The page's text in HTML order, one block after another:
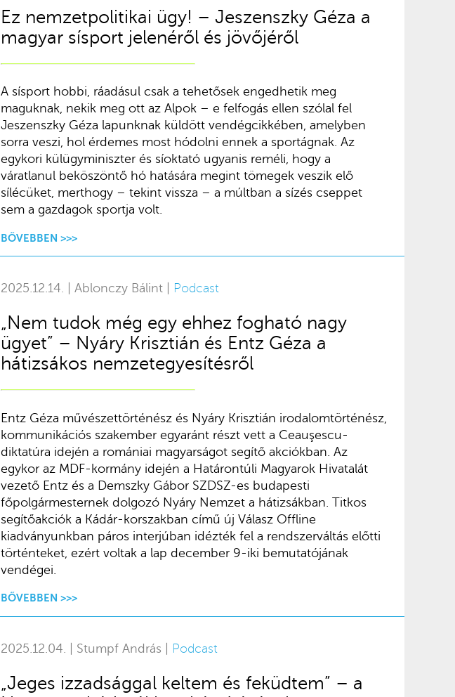
Ez nemzetpolitikai ügy! – Jeszenszky Géza a
magyar sísport jelenéről és jövőjéről
A sísport hobbi, ráadásul csak a tehetősek engedhetik meg
maguknak, nekik meg ott az Alpok – e felfogás ellen szólal fel
Jeszenszky Géza lapunknak küldött vendégcikkében, amelyben
sorra veszi, hol érdemes most hódolni ennek a sportágnak. Az
egykori külügyminiszter és síoktató ugyanis reméli, hogy a
váratlanul beköszöntő hó hatására megint tömegek veszik elő
sílécüket, merthogy – tekint vissza – a múltban a sízés cseppet
sem a gazdagok sportja volt.
BŐVEBBEN >>>
2025.12.14. | Ablonczy Bálint | Podcast
„Nem tudok még egy ehhez fogható nagy
ügyet” – Nyáry Krisztián és Entz Géza a
hátizsákos nemzetegyesítésről
Entz Géza művészettörténész és Nyáry Krisztián irodalomtörténész,
kommunikációs szakember egyaránt részt vett a Ceauşescu-
diktatúra idején a romániai magyarságot segítő akciókban. Az
egykor az MDF-kormány idején a Határontúli Magyarok Hivatalát
vezető Entz és a Demszky Gábor SZDSZ-es budapesti
főpolgármesternek dolgozó Nyáry Nemzet a hátizsákban. Titkos
segítőakciók a Kádár-korszakban című új Válasz Offline
kiadványunkban páros interjúban idézték fel a rendszerváltás előtti
történteket, ezért voltak a lap december 9-iki bemutatójának
vendégei.
BŐVEBBEN >>>
2025.12.04. | Stumpf András | Podcast
„Jeges izzadsággal keltem és feküdtem” – a